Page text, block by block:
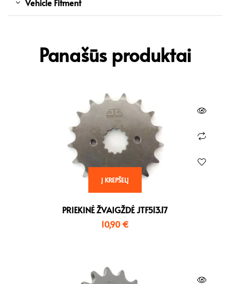
Vehicle Fitment
Panašūs produktai
Į KREPŠELĮ
PRIEKINĖ ŽVAIGŽDĖ JTF513.17
10,90 €